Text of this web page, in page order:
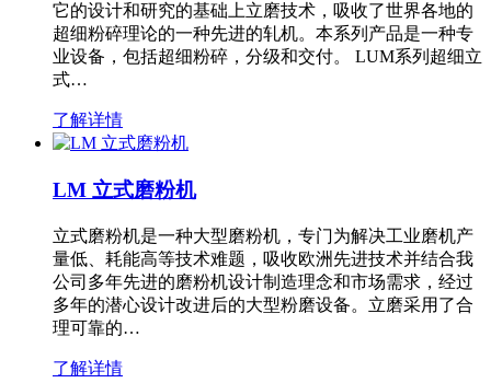
它的设计和研究的基础上立磨技术，吸收了世界各地的
超细粉碎理论的一种先进的轧机。本系列产品是一种专
业设备，包括超细粉碎，分级和交付。 LUM系列超细立
式…
了解详情
LM 立式磨粉机
立式磨粉机是一种大型磨粉机，专门为解决工业磨机产
量低、耗能高等技术难题，吸收欧洲先进技术并结合我
公司多年先进的磨粉机设计制造理念和市场需求，经过
多年的潜心设计改进后的大型粉磨设备。立磨采用了合
理可靠的…
了解详情